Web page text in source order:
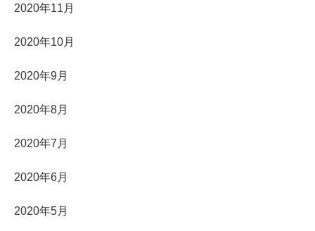
2020年11月
2020年10月
2020年9月
2020年8月
2020年7月
2020年6月
2020年5月